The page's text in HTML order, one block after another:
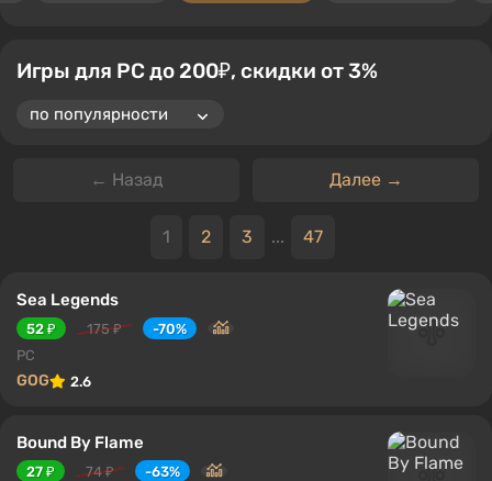
Игры для PC до 200₽, скидки от 3%
← Назад Далее →
1 2 3 ... 47
Sea Legends
52 ₽ 175 ₽
-70%
PC
GOG 2.6
Bound By Flame
27 ₽ 74 ₽
-63%